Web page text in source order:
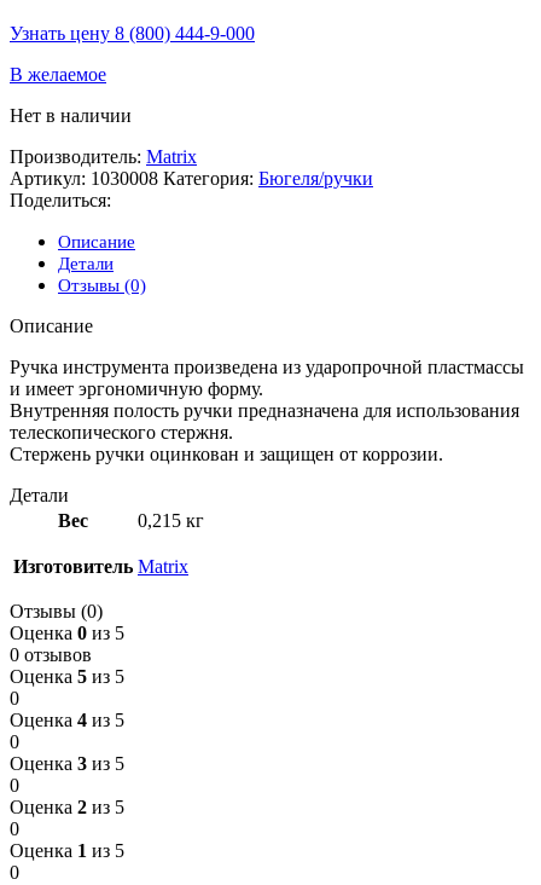
Узнать цену 8 (800) 444-9-000
В желаемое
Нет в наличии
Производитель: Matrix
Артикул: 1030008 Категория: Бюгеля/ручки
Поделиться:
Описание
Детали
Отзывы (0)
Описание
Ручка инструмента произведена из ударопрочной пластмассы
и имеет эргономичную форму.
Внутренняя полость ручки предназначена для использования
телескопического стержня.
Стержень ручки оцинкован и защищен от коррозии.
Детали
Вес
0,215 кг
Изготовитель Matrix
Отзывы (0)
Оценка 0 из 5
0 отзывов
Оценка 5 из 5
0
Оценка 4 из 5
0
Оценка 3 из 5
0
Оценка 2 из 5
0
Оценка 1 из 5
0